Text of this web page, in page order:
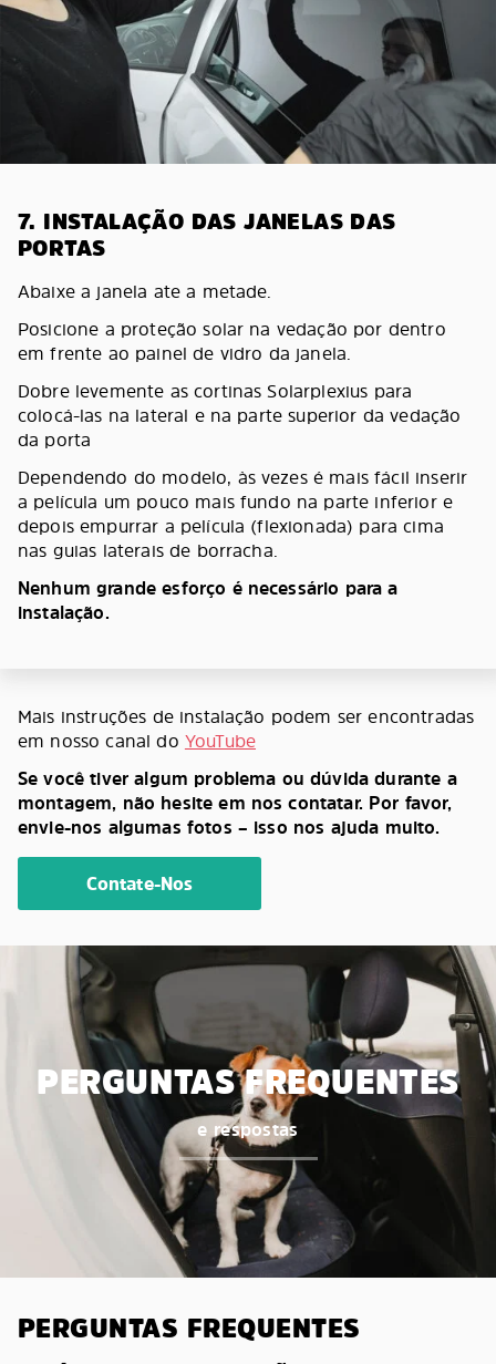
7. INSTALAÇÃO DAS JANELAS DAS
PORTAS
Abaixe a janela ate a metade.
Posicione a proteção solar na vedação por dentro
em frente ao painel de vidro da janela.
Dobre levemente as cortinas Solarplexius para
colocá-las na lateral e na parte superior da vedação
da porta
Dependendo do modelo, às vezes é mais fácil inserir
a película um pouco mais fundo na parte inferior e
depois empurrar a película (flexionada) para cima
nas guias laterais de borracha.
Nenhum grande esforço é necessário para a
instalação.
Mais instruções de instalação podem ser encontradas
em nosso canal do YouTube
Se você tiver algum problema ou dúvida durante a
montagem, não hesite em nos contatar. Por favor,
envie-nos algumas fotos – isso nos ajuda muito.
Contate-Nos
PERGUNTAS FREQUENTES
e respostas
PERGUNTAS FREQUENTES